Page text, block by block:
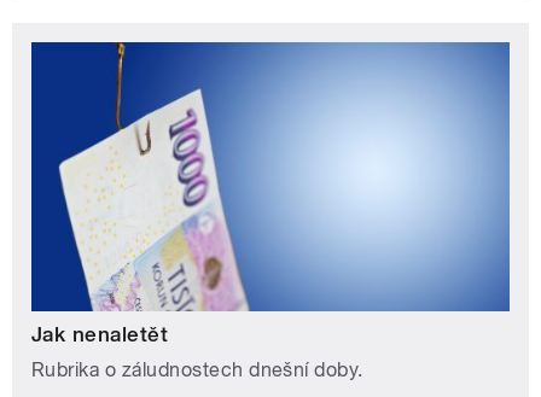
Jak nenaletět
Rubrika o záludnostech dnešní doby.